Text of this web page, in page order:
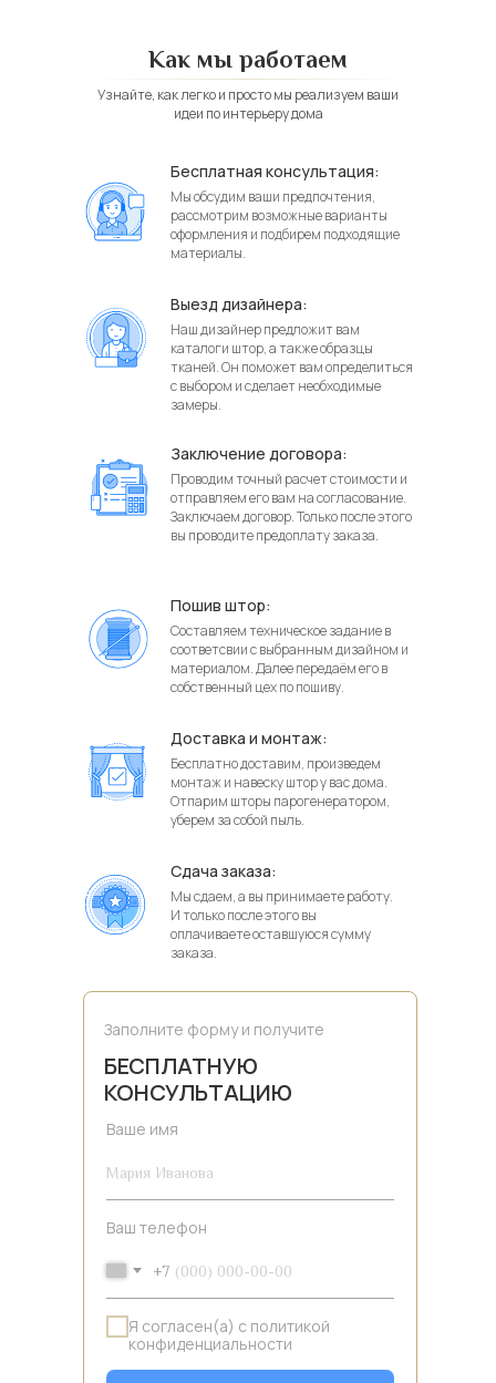
Как мы работаем
Узнайте, как легко и просто мы реализуем ваши
идеи по интерьеру дома
БЕСПЛАТНУЮ
КОНСУЛЬТАЦИЮ
Заполните форму и получите
Бесплатная консультация:
Мы обсудим ваши предпочтения,
рассмотрим возможные варианты
оформления и подбирем подходящие
материалы.
Заключение договора:
Проводим точный расчет стоимости и
отправляем его вам на согласование.
Заключаем договор. Только после этого
вы проводите предоплату заказа.
Доставка и монтаж:
Бесплатно доставим, произведем
монтаж и навеску штор у вас дома.
Отпарим шторы парогенератором,
уберем за собой пыль.
Ваше имя
Ваш телефон
+7
Я согласен(а) с политикой
конфиденциальности
Пошив штор:
Составляем техническое задание в
соответсвии с выбранным дизайном и
материалом. Далее передаём его в
собственный цех по пошиву.
Сдача заказа:
Мы сдаем, а вы принимаете работу.
И только после этого вы
оплачиваете оставшуюся сумму
заказа.
Выезд дизайнера:
Наш дизайнер предложит вам
каталоги штор, а также образцы
тканей. Он поможет вам определиться
с выбором и сделает необходимые
замеры.